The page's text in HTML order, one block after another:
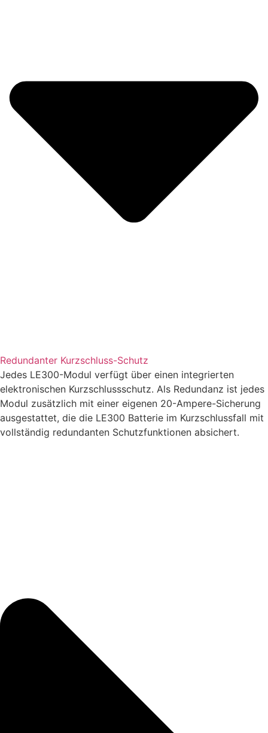
Redundanter Kurzschluss-Schutz
Jedes LE300-Modul verfügt über einen integrierten
elektronischen Kurzschlussschutz. Als Redundanz ist jedes
Modul zusätzlich mit einer eigenen 20-Ampere-Sicherung
ausgestattet, die die LE300 Batterie im Kurzschlussfall mit
vollständig redundanten Schutzfunktionen absichert.